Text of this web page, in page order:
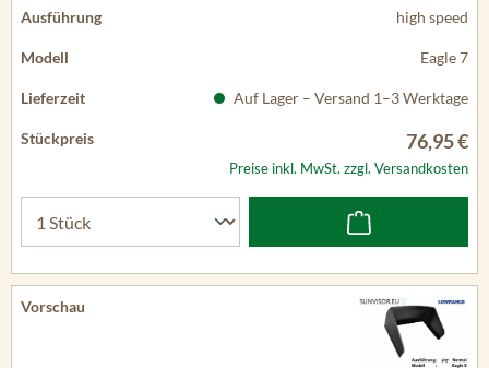
high speed
Eagle 7
Auf Lager – Versand 1–3 Werktage
76,95 €
Preise inkl. MwSt. zzgl. Versandkosten